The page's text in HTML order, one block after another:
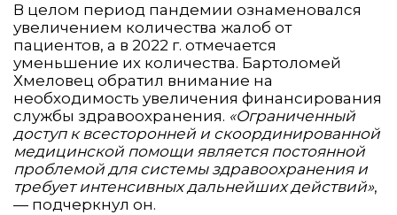
В целом период пандемии ознаменовался
увеличением количества жалоб от
пациентов, а в 2022 г. отмечается
уменьшение их количества. Бартоломей
Хмеловец обратил внимание на
необходимость увеличения финансирования
службы здравоохранения. «Ограниченный
доступ к всесторонней и скоординированной
медицинской помощи является постоянной
проблемой для системы здравоохранения и
требует интенсивных дальнейших действий»,
— подчеркнул он.